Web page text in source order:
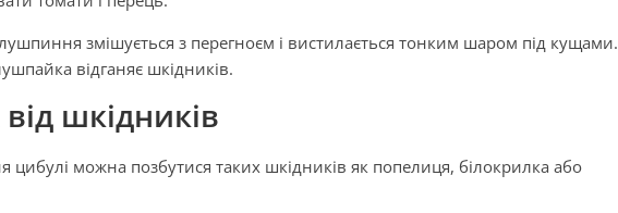
змішується з перегноєм і вистилається тонким шаром під кущами.
відганяє шкідників.
шкідників
можна позбутися таких шкідників як попелиця, білокрилка або